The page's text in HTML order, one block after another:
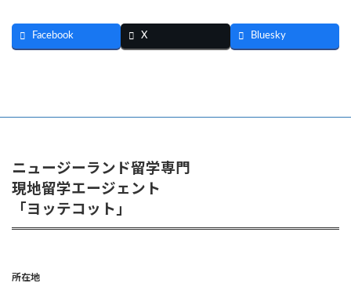
Facebook X Bluesky
ニュージーランド留学専門
現地留学エージェント
「ヨッテコット」
所在地